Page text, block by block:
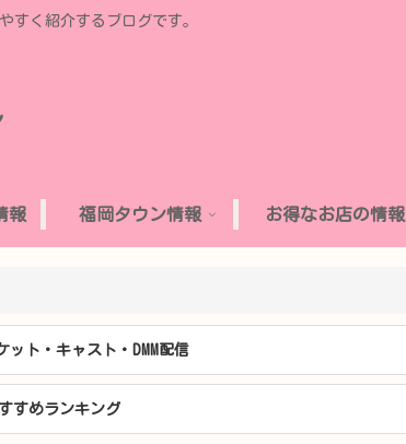
すく紹介するブログです。
報 福岡タウン情報 お得なお店の情報
ット・キャスト・DMM配信
すめランキング